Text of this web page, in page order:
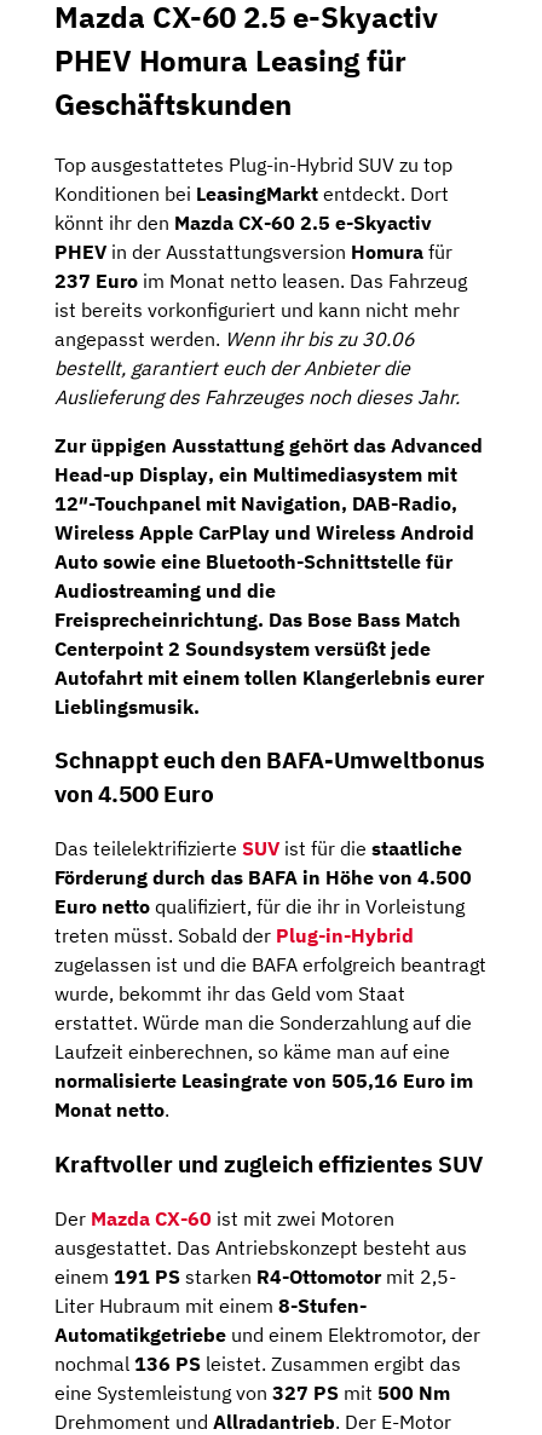
Mazda CX-60 2.5 e-Skyactiv
PHEV Homura Leasing für
Geschäftskunden
Top ausgestattetes Plug-in-Hybrid SUV zu top
Konditionen bei LeasingMarkt entdeckt. Dort
könnt ihr den Mazda CX-60 2.5 e-Skyactiv
PHEV in der Ausstattungsversion Homura für
237 Euro im Monat netto leasen. Das Fahrzeug
ist bereits vorkonfiguriert und kann nicht mehr
angepasst werden. Wenn ihr bis zu 30.06
bestellt, garantiert euch der Anbieter die
Auslieferung des Fahrzeuges noch dieses Jahr.
Zur üppigen Ausstattung gehört das Advanced
Head-up Display, ein Multimediasystem mit
12″-Touchpanel mit Navigation, DAB-Radio,
Wireless Apple CarPlay und Wireless Android
Auto sowie eine Bluetooth-Schnittstelle für
Audiostreaming und die
Freisprecheinrichtung. Das Bose Bass Match
Centerpoint 2 Soundsystem versüßt jede
Autofahrt mit einem tollen Klangerlebnis eurer
Lieblingsmusik.
Schnappt euch den BAFA-Umweltbonus
von 4.500 Euro
Das teilelektrifizierte SUV ist für die staatliche
Förderung durch das BAFA in Höhe von 4.500
Euro netto qualifiziert, für die ihr in Vorleistung
treten müsst. Sobald der Plug-in-Hybrid
zugelassen ist und die BAFA erfolgreich beantragt
wurde, bekommt ihr das Geld vom Staat
erstattet. Würde man die Sonderzahlung auf die
Laufzeit einberechnen, so käme man auf eine
normalisierte Leasingrate von 505,16 Euro im
Monat netto.
Kraftvoller und zugleich effizientes SUV
Der Mazda CX-60 ist mit zwei Motoren
ausgestattet. Das Antriebskonzept besteht aus
einem 191 PS starken R4-Ottomotormit 2,5-
Liter Hubraum mit einem 8-Stufen-
Automatikgetriebe und einem Elektromotor, der
nochmal 136 PS leistet. Zusammen ergibt das
eine Systemleistung von 327 PS mit 500 Nm
Drehmoment und Allradantrieb. Der E-Motor